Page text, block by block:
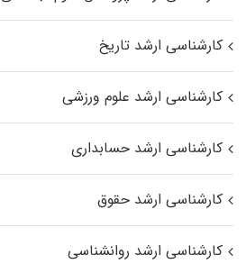
کارشناسی ارشد تاریخ
کارشناسی ارشد علوم ورزشی
کارشناسی ارشد حسابداری
کارشناسی ارشد حقوق
کارشناسی ارشد روانشناسی